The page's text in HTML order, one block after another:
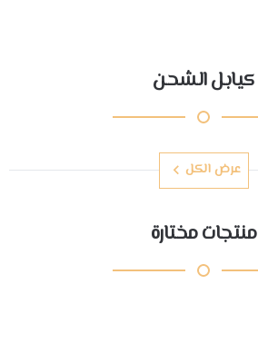
كيابل الشحن
عرض الكل
منتجات مختارة